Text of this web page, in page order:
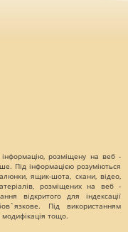
розміщену на веб -
Під інформацією розуміються
ящик-шота, скани, відео,
розміщених на веб -
відкритого для індексації
Під використанням
модифікація тощо.